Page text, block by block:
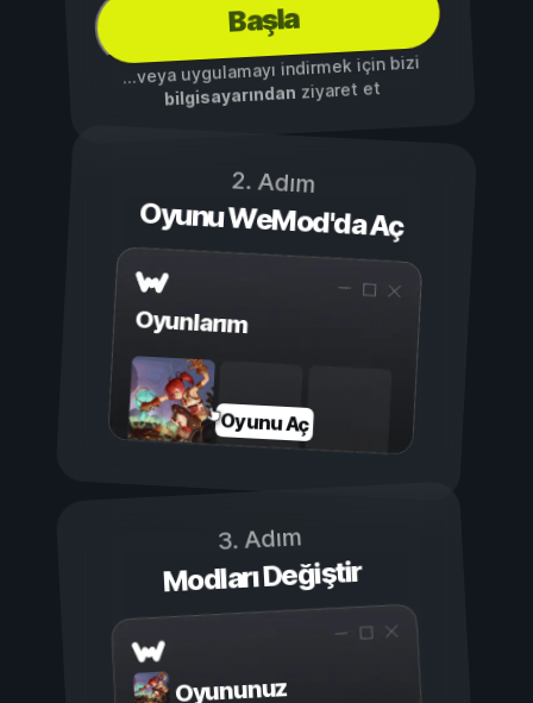
Başla
...veya uygulamayı indirmek için bizi
bilgisayarından ziyaret et
2. Adım
Oyunu WeMod'da Aç
Oyunlarım
Oyunu Aç
3. Adım
Modları Değiştir
Oyununuz